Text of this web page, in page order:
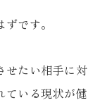
です。
せたい相手に対
ている現状が健